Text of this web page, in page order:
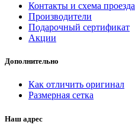
Контакты и схема проезда
Производители
Подарочный сертификат
Акции
Дополнительно
Как отличить оригинал
Размерная сетка
Наш адрес